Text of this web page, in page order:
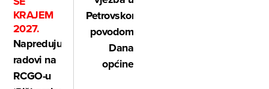
KRAJEM
2027.
Napreduju
radovi na
RCGO-u
Petrovskom
povodom
Dana
općine